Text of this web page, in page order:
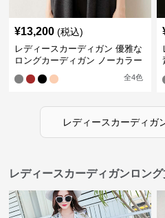
¥13,200 (税込)
レディースカーディガン 優雅な
ロングカーディガン ノーカラー
全4色
レディースカーディガ
レディースカーディガンロン